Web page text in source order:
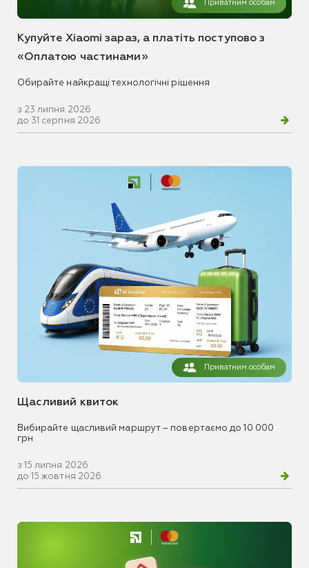
Приватним особам
Купуйте Xiaomi зараз, а платіть поступово з
«Оплатою частинами»
Обирайте найкращі технологічні рішення
з 23 липня 2026
до 31 серпня 2026
Приватним особам
Щасливий квиток
Вибирайте щасливий маршрут – повертаємо до 10 000
грн
з 15 липня 2026
до 15 жовтня 2026